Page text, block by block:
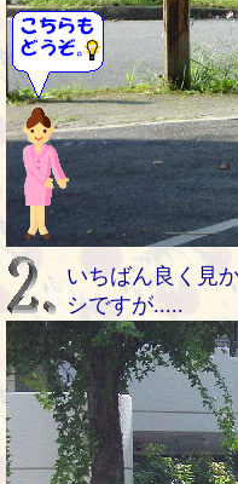
いちばん良く見
シですが.....